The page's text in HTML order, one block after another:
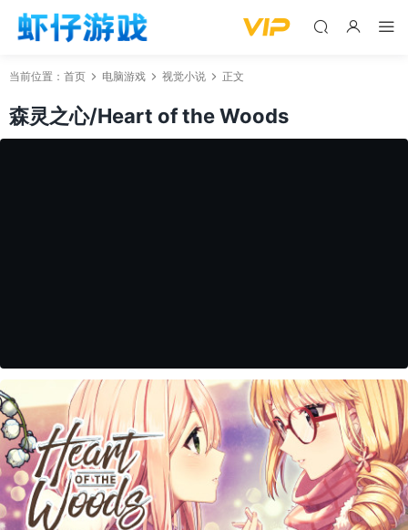
当前位置： 首页 电脑游戏 视觉小说 正文
森灵之心/Heart of the Woods